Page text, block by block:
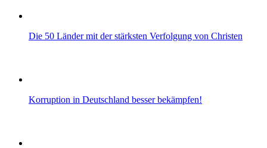
Die 50 Länder mit der stärksten Verfolgung von Christen
Korruption in Deutschland besser bekämpfen!